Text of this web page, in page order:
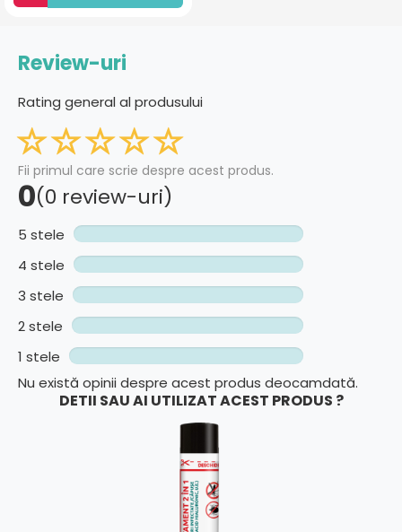
Review-uri
Rating general al produsului
Fii primul care scrie despre acest produs.
0(0 review-uri)
5 stele
4 stele
3 stele
2 stele
1 stele
Nu există opinii despre acest produs deocamdată.
DETII SAU AI UTILIZAT ACEST PRODUS ?